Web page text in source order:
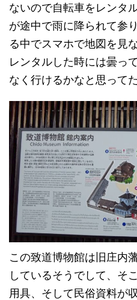
ないので自転車をレンタ
が途中で雨に降られて参
る中でスマホで地図を見
レンタルした時には曇っ
なく行けるかなと思って
この致道博物館は旧庄内
しているそうでして、そ
用具、そして民俗資料が